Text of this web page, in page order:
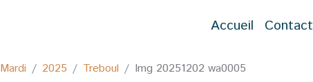
Accueil Contact
2025 Treboul Img 20251202 wa0005